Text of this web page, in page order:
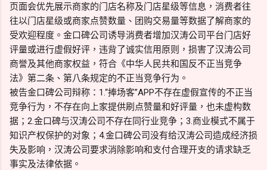
页面会优先展示商家的门店名称及门店星级等信息，消费者往
往以门店星级或商家点赞数量、团购交易量等数据了解商家的
受欢迎程度。金口碑公司诱导消费者增加汉涛公司平台门店好
评量或进行虚假好评，违背了诚实信用原则，损害了汉涛公司
商誉及其他商家权益，符合《中华人民共和国反不正当竞争
法》第二条、第八条规定的不正当竞争行为。
被告金口碑公司辩称：1.“捧场客”APP不存在虚假宣传的不正当
竞争行为，不存在向上家提供刷点赞量和好评量，也未虚构数
据；2.金口碑与汉涛公司不存在同行业竞争；3.商业模式不属于
知识产权保护的对象；4.金口碑公司没有给汉涛公司造成经济损
失及影响，汉涛公司要求消除影响和支付合理开支的请求缺乏
事实及法律依据。